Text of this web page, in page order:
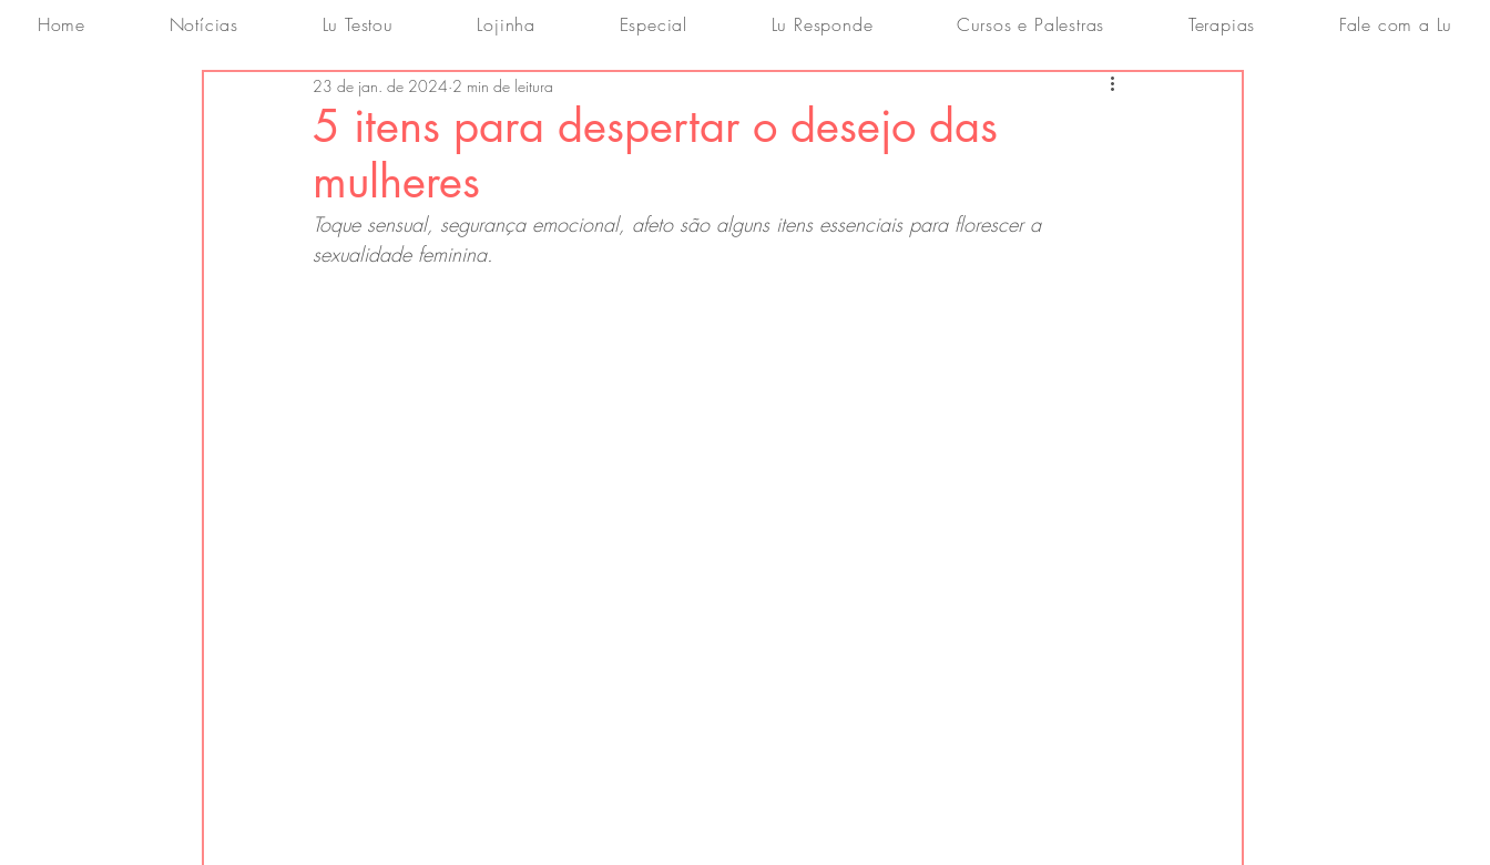
Home Notícias Lu Testou Lojinha Especial Lu Responde Cursos e Palestras Terapias Fale com a Lu
5 itens para despertar o desejo das
mulheres
23 de jan. de 2024 2 min de leitura
Toque sensual, segurança emocional, afeto são alguns itens essenciais para florescer a
sexualidade feminina.